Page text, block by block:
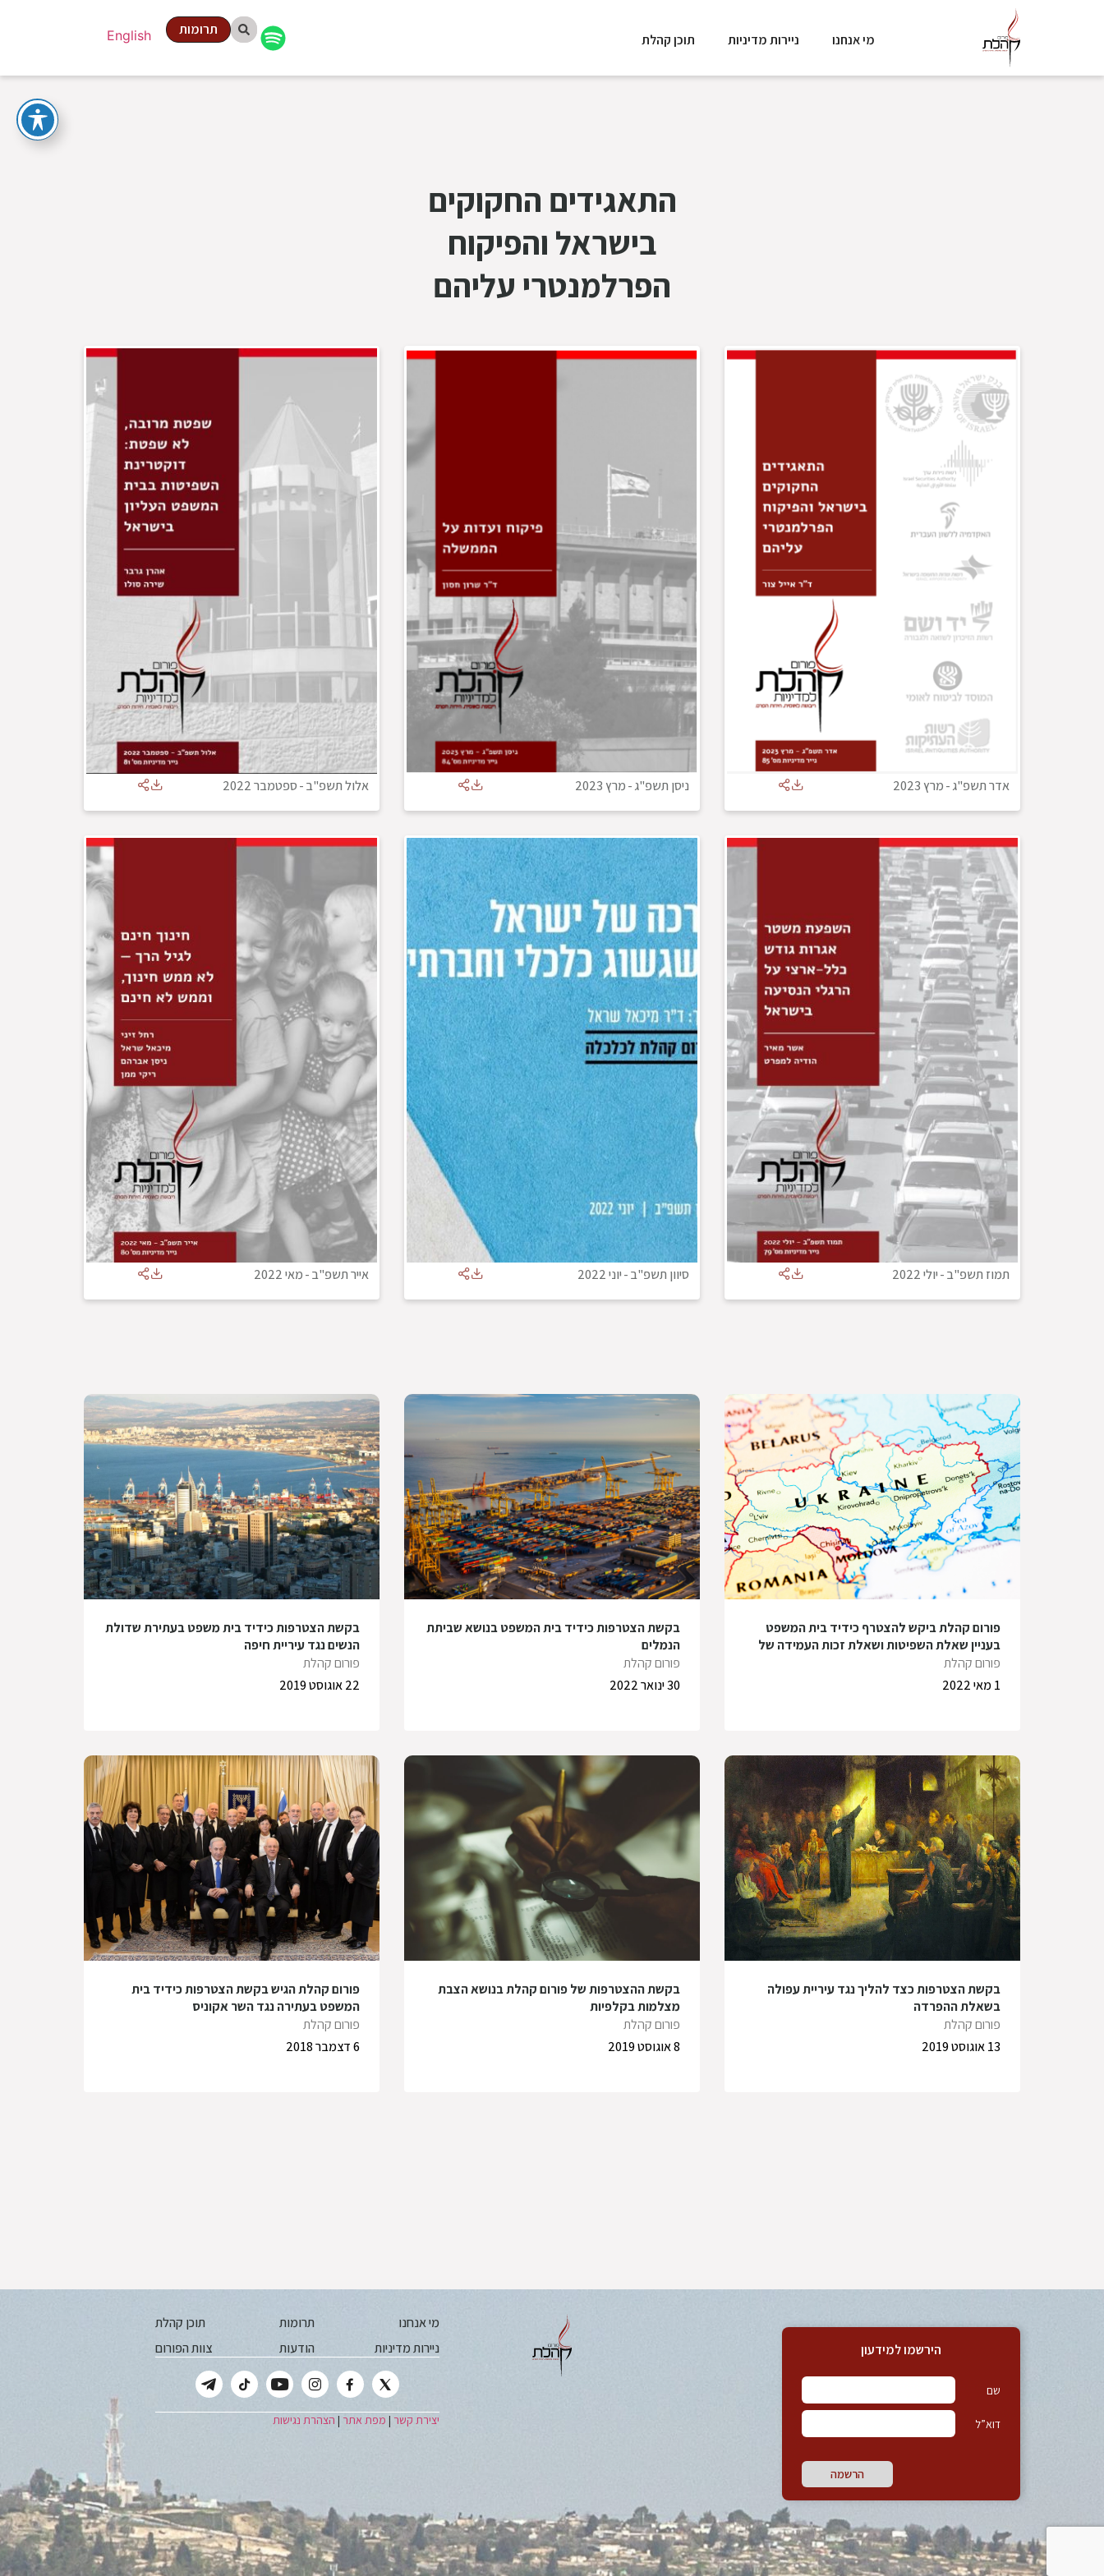
מי אנחנו ניירות מדיניות תוכן קהלת English תרומות
התאגידים החקוקים
בישראל והפיקוח
הפרלמנטרי עליהם
אדר תשפ"ג-מרץ 2023 ניסן תשפ"ג-מרץ 2023 אלול תשפ"ב-ספטמבר 2022
תמוז תשפ"ב-יולי 2022 סיוון תשפ"ב-יוני 2022 אייר תשפ"ב-מאי 2022
פורום קהלת ביקש להצטרף כידיד בית המשפט
בעניין שאלת השפיטות ושאלת זכות העמידה של
העותר – שגריר אוקראינה – מול ממשלת ישראל
פורום קהלת
1 מאי 2022
בקשת הצטרפות כידיד בית המשפט בנושא שביתת
הנמלים
פורום קהלת
30 ינואר 2022
בקשת הצטרפות כידיד בית משפט בעתירת שדולת
הנשים נגד עיריית חיפה
פורום קהלת
22 אוגוסט 2019
בקשת הצטרפות כצד להליך נגד עיריית עפולה
בשאלת ההפרדה
פורום קהלת
13 אוגוסט 2019
בקשת ההצטרפות של פורום קהלת בנושא הצבת
מצלמות בקלפיות
פורום קהלת
8 אוגוסט 2019
פורום קהלת הגיש בקשת הצטרפות כידיד בית
המשפט בעתירה נגד השר אקוניס
פורום קהלת
6 דצמבר 2018
הירשמו למידעון
שם
דוא”ל
הרשמה
מי אנחנו תרומות
תוכן קהלת
ניירות מדיניות
הודעות צוות הפורום
יצירת קשר | מפת אתר | הצהרת נגישות